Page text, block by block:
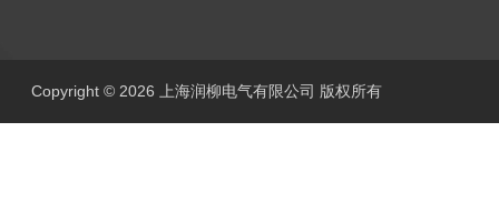
Copyright © 2026 上海润柳电气有限公司 版权所有